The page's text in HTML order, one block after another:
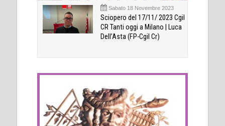
Sabato 18 Novembre 2023
Sciopero del 17/11/ 2023 Cgil
CR Tanti oggi a Milano | Luca
Dell’Asta (FP-Cgil Cr)